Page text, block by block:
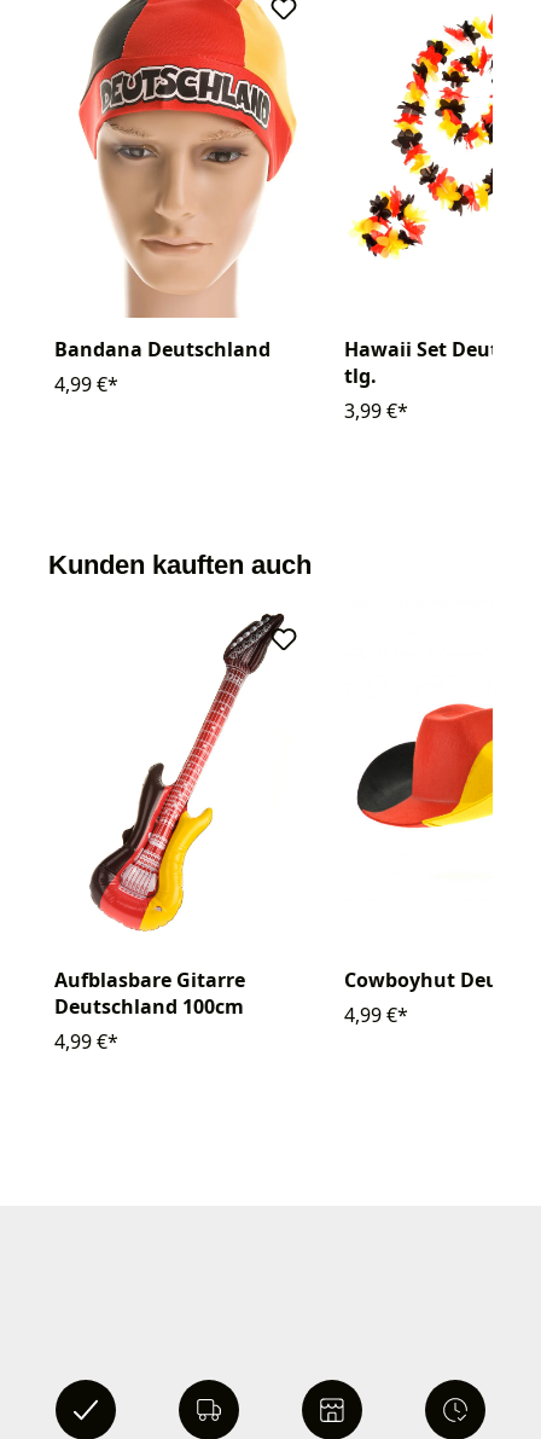
Bandana Deutschland
4,99 €*
Hawaii Set
tlg.
3,99 €*
Kunden kauften auch
Aufblasbare Gitarre
Deutschland 100cm
4,99 €*
Cowboyhut
4,99 €*